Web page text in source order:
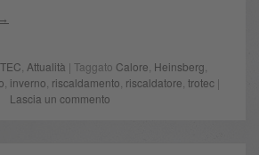
Attualità | Taggato Calore Heinsberg
inverno riscaldamento riscaldatore trotec |
Lascia un commento